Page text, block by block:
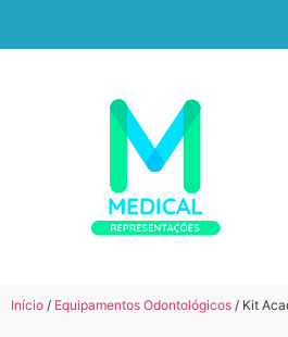
Início / Equipamentos Odontológicos / Kit